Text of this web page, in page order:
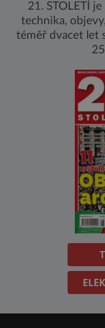
21. STOLETÍ
technika,
téměř dvacet let